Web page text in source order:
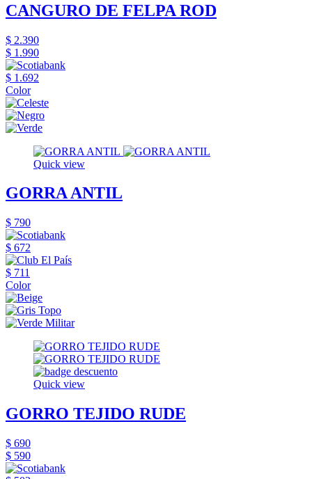
CANGURO DE FELPA ROD
$ 2.390
$ 1.990
$ 1.692
Color
Quick view
GORRA ANTIL
$ 790
$ 672
$ 711
Color
Quick view
GORRO TEJIDO RUDE
$ 690
$ 590